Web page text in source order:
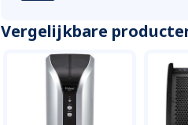
Vergelijkbare